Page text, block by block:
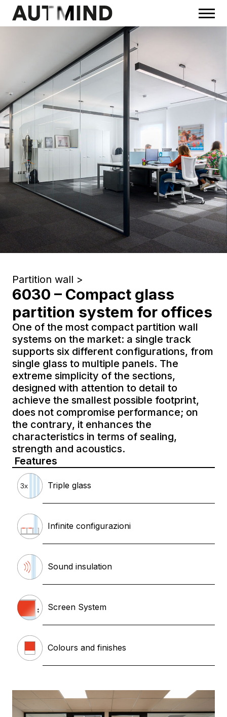
Partition wall >
6030 – Compact glass
partition system for offices
One of the most compact partition wall
systems on the market: a single track
supports six different configurations, from
single glass to multiple panels. The
extreme simplicity of the sections,
designed with attention to detail to
achieve the smallest possible footprint,
does not compromise performance; on
the contrary, it enhances the
characteristics in terms of sealing,
strength and acoustics.
Features
Triple glass
Infinite configurazioni
Sound insulation
Screen System
Colours and finishes